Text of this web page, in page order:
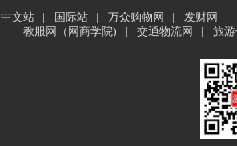
中文站 国际站 万众购物网 发财网
教服网（网商学院)
交通物流网 旅